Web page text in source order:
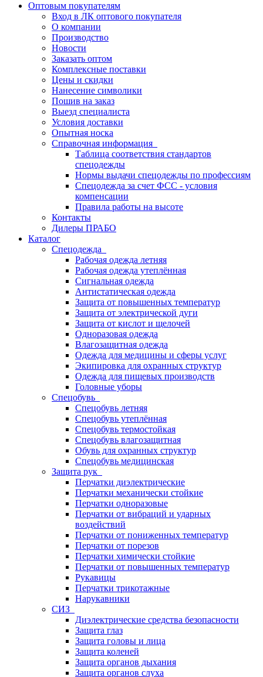
Оптовым покупателям
Вход в ЛК оптового покупателя
О компании
Производство
Новости
Заказать оптом
Комплексные поставки
Цены и скидки
Нанесение символики
Пошив на заказ
Выезд специалиста
Условия доставки
Опытная носка
Справочная информация
Таблица соответствия стандартов
спецодежды
Нормы выдачи спецодежды по профессиям
Спецодежда за счет ФСС - условия
компенсации
Правила работы на высоте
Контакты
Дилеры ПРАБО
Каталог
Спецодежда
Рабочая одежда летняя
Рабочая одежда утеплённая
Сигнальная одежда
Антистатическая одежда
Защита от повышенных температур
Защита от электрической дуги
Защита от кислот и щелочей
Одноразовая одежда
Влагозащитная одежда
Одежда для медицины и сферы услуг
Экипировка для охранных структур
Одежда для пищевых производств
Головные уборы
Спецобувь
Спецобувь летняя
Спецобувь утеплённая
Спецобувь термостойкая
Спецобувь влагозащитная
Обувь для охранных структур
Спецобувь медицинская
Защита рук
Перчатки диэлектрические
Перчатки механически стойкие
Перчатки одноразовые
Перчатки от вибраций и ударных
воздействий
Перчатки от пониженных температур
Перчатки от порезов
Перчатки химически стойкие
Перчатки от повышенных температур
Рукавицы
Перчатки трикотажные
Нарукавники
СИЗ
Диэлектрические средства безопасности
Защита глаз
Защита головы и лица
Защита коленей
Защита органов дыхания
Защита органов слуха